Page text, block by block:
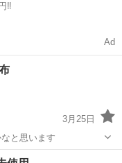
‼️
Ad
3月25日
と思います
ネル